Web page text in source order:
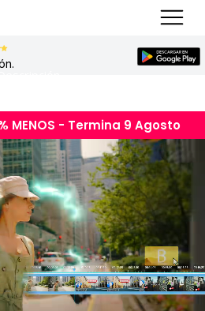
MENOS - Termina 9 Agosto